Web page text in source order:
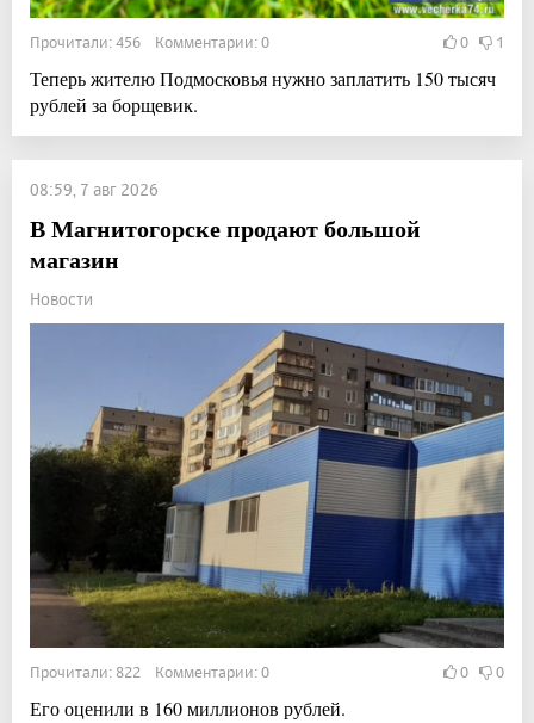
Прочитали: 456 Комментарии: 0 0 1
Теперь жителю Подмосковья нужно заплатить 150 тысяч
рублей за борщевик.
08:59, 7 авг 2026
В Магнитогорске продают большой
магазин
Новости
Прочитали: 822 Комментарии: 0 0 0
Его оценили в 160 миллионов рублей.